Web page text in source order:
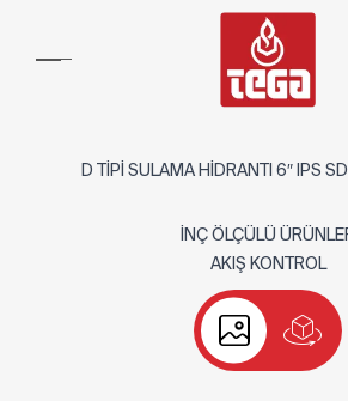
D TİPİ SULAMA HİDRANTI 6″ IPS
İNÇ ÖLÇÜLÜ
AKIŞ KONTROL